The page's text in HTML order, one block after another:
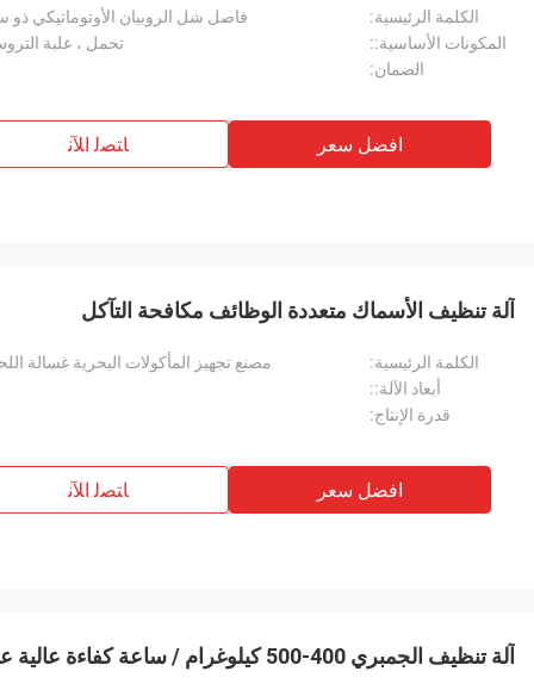
الكلمة الرئيسية:
فاصل شل الروبيان الأوتوماتيكي ذو
المكونات الأساسية::
تحمل ، علبة
الضمان:
افضل سعر ﺎﺘﺼﻟ ﺍﻶﻧ
آلة تنظيف الأسماك متعددة الوظائف مكافحة التآكل
الكلمة الرئيسية:
مصنع تجهيز المأكولات البحرية غسالة
أبعاد الآلة::
قدرة الإنتاج:
افضل سعر ﺎﺘﺼﻟ ﺍﻶﻧ
آلة تنظيف الجمبري 400-500 كيلوغرام / ساعة كفاءة عالية عملية